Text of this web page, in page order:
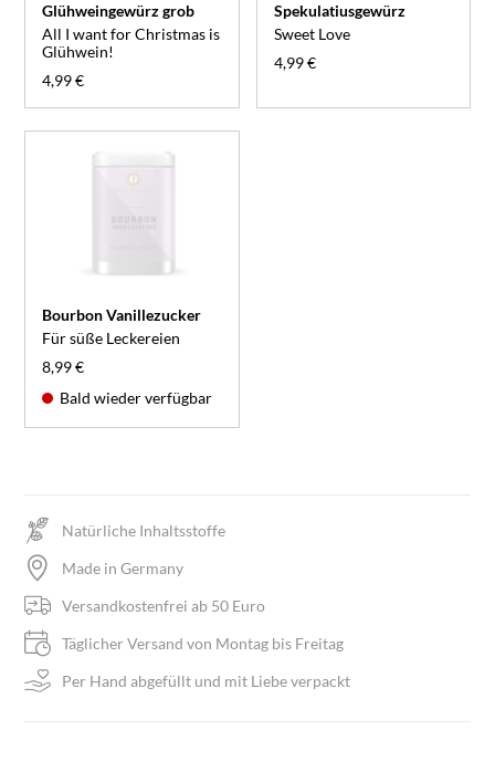
Glühweingewürz grob
All I want for Christmas is
Glühwein!
4,99 €
Spekulatiusgewürz
Sweet Love
4,99 €
Bourbon Vanillezucker
Für süße Leckereien
8,99 €
Bald wieder verfügbar
Natürliche Inhaltsstoffe
Made in Germany
Versandkostenfrei ab 50 Euro
Täglicher Versand von Montag bis Freitag
Per Hand abgefüllt und mit Liebe verpackt